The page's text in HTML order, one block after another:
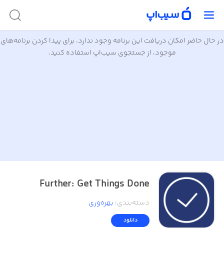
در حال حاضر امکان دریافت این برنامه وجود ندارد. برای پیدا کردن برنامه‌های
موجود، از جستجوی سیب‌اپ استفاده کنید.
Further: Get Things Done
دسته‌بندی: بهره‌وری
دانلود